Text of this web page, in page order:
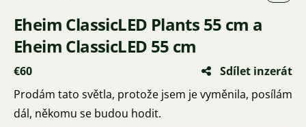
Eheim ClassicLED Plants 55 cm a
Eheim ClassicLED 55 cm
€60
Sdílet inzerát
Prodám tato světla, protože jsem je vyměnila, posílám
dál, někomu se budou hodit.